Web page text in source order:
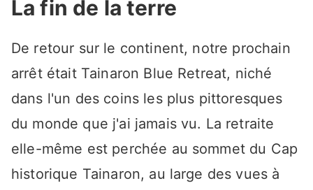
La fin de la terre
De retour sur le continent, notre prochain
arrêt était Tainaron Blue Retreat, niché
dans l'un des coins les plus pittoresques
du monde que j'ai jamais vu. La retraite
elle-même est perchée au sommet du Cap
historique Tainaron, au large des vues à